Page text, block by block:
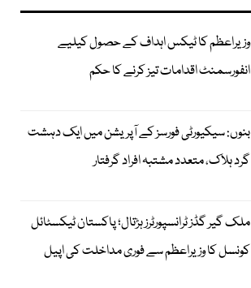
وزیراعظم کا ٹیکس اہداف کے حصول کیلیے
انفورسمنٹ اقدامات تیز کرنے کا حکم
بنوں: سیکیورٹی فورسز کے آپریشن میں ایک دہشت
گرد ہلاک، متعدد مشتبہ افراد گرفتار
ملک گیر گڈز ٹرانسپورٹرز ہڑتال؛ پاکستان ٹیکسٹائل
کونسل کا وزیراعظم سے فوری مداخلت کی اپیل